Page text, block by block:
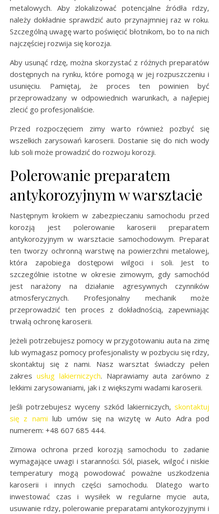
metalowych. Aby zlokalizować potencjalne źródła rdzy,
należy dokładnie sprawdzić auto przynajmniej raz w roku.
Szczególną uwagę warto poświęcić błotnikom, bo to na nich
najczęściej rozwija się korozja.
Aby usunąć rdzę, można skorzystać z różnych preparatów
dostępnych na rynku, które pomogą w jej rozpuszczeniu i
usunięciu. Pamiętaj, że proces ten powinien być
przeprowadzany w odpowiednich warunkach, a najlepiej
zlecić go profesjonaliście.
Przed rozpoczęciem zimy warto również pozbyć się
wszelkich zarysowań karoserii. Dostanie się do nich wody
lub soli może prowadzić do rozwoju korozji.
Polerowanie preparatem
antykorozyjnym w warsztacie
Następnym krokiem w zabezpieczaniu samochodu przed
korozją jest polerowanie karoserii preparatem
antykorozyjnym w warsztacie samochodowym. Preparat
ten tworzy ochronną warstwę na powierzchni metalowej,
która zapobiega dostępowi wilgoci i soli. Jest to
szczególnie istotne w okresie zimowym, gdy samochód
jest narażony na działanie agresywnych czynników
atmosferycznych. Profesjonalny mechanik może
przeprowadzić ten proces z dokładnością, zapewniając
trwałą ochronę karoserii.
Jeżeli potrzebujesz pomocy w przygotowaniu auta na zimę
lub wymagasz pomocy profesjonalisty w pozbyciu się rdzy,
skontaktuj się z nami. Nasz warsztat świadczy pełen
zakres usług lakierniczych. Naprawiamy auta zarówno z
lekkimi zarysowaniami, jak i z większymi wadami karoserii.
Jeśli potrzebujesz wyceny szkód lakierniczych, skontaktuj
się z nami lub umów się na wizytę w Auto Adra pod
numerem: +48 607 685 444.
Zimowa ochrona przed korozją samochodu to zadanie
wymagające uwagi i staranności. Sól, piasek, wilgoć i niskie
temperatury mogą powodować poważne uszkodzenia
karoserii i innych części samochodu. Dlatego warto
inwestować czas i wysiłek w regularne mycie auta,
usuwanie rdzy, polerowanie preparatami antykorozyjnymi i